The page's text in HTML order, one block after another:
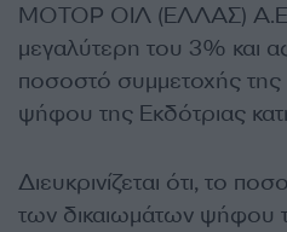
ΜΟΤΟΡ ΟΙΛ (ΕΛΛΑΣ)
μεγαλύτερη του 3% και
ποσοστό συμμετοχής της
ψήφου της Εκδότριας
Διευκρινίζεται ότι, το
των δικαιωμάτων